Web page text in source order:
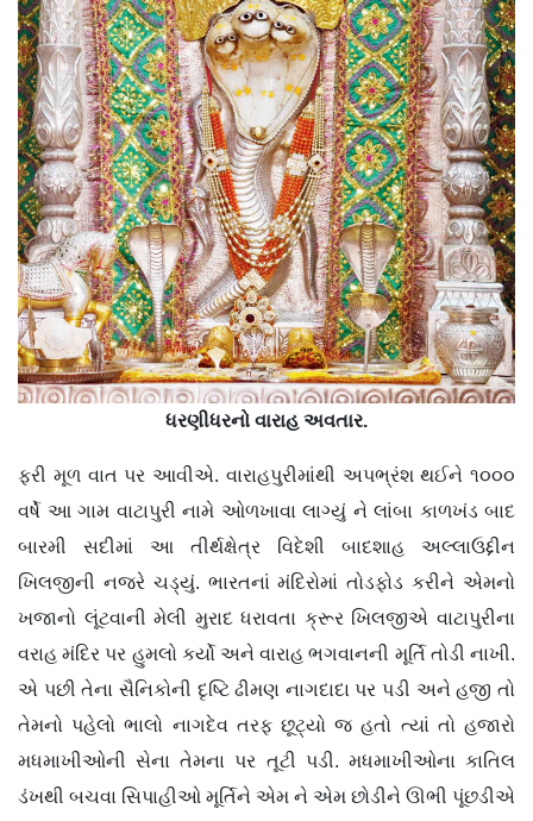
ધરણીધરનો વારાહ અવતાર.
ફરી મૂળ વાત પર આવીએ. વારાહપુરીમાંથી અપભ્રંશ થઈને ૧૦૦૦
વર્ષે આ ગામ વાટાપુરી નામે ઓળખાવા લાગ્યું ને લાંબા કાળખંડ બાદ
બારમી સદીમાં આ તીર્થક્ષેત્ર વિદેશી બાદશાહ અલ્લાઉદ્દીન
ખિલજીની નજરે ચડ્યું. ભારતનાં મંદિરોમાં તોડફોડ કરીને એમનો
ખજાનો લૂંટવાની મેલી મુરાદ ધરાવતા ક્રૂર ખિલજીએ વાટાપુરીના
વરાહ મંદિર પર હુમલો કર્યો અને વારાહ ભગવાનની મૂર્તિ તોડી નાખી.
એ પછી તેના સૈનિકોની દૃષ્ટિ ઢીમણ નાગદાદા પર પડી અને હજી તો
તેમનો પહેલો ભાલો નાગદેવ તરફ છૂટ્યો જ હતો ત્યાં તો હજારો
મધમાખીઓની સેના તેમના પર તૂટી પડી. મધમાખીઓના કાતિલ
ડંખથી બચવા સિપાહીઓ મૂર્તિને એમ ને એમ છોડીને ઊભી પૂંછડીએ